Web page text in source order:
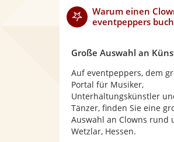
Warum einen
eventpeppers
Große Auswahl an
Auf eventpeppers, dem
Portal für Musiker,
Unterhaltungskünstler
Tänzer, finden Sie eine
Auswahl an Clowns rund
Wetzlar, Hessen.